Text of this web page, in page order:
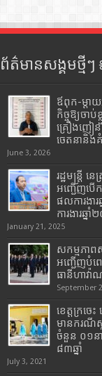
ព័ត៌មានសង្គមថ្មីៗ
ឪពុក-ម្ដា
កិច្ចឱ្យចាប់
គ្រឿងញៀ
ចេតនានិង
June 3, 2026
រដ្ឋមន្រ្តី​ នេ
អញ្ជើញបើ
ផលការងា
ការងារឆ្
January 21, 2025
សកម្មភាព
អញ្ជើញបំពេ
ធានីហាវ៉ា
September
ខេត្តក្រចេ
មានករណី
ចំនួន ០១ន
៨៣ឆ្នាំ
July 3, 2021